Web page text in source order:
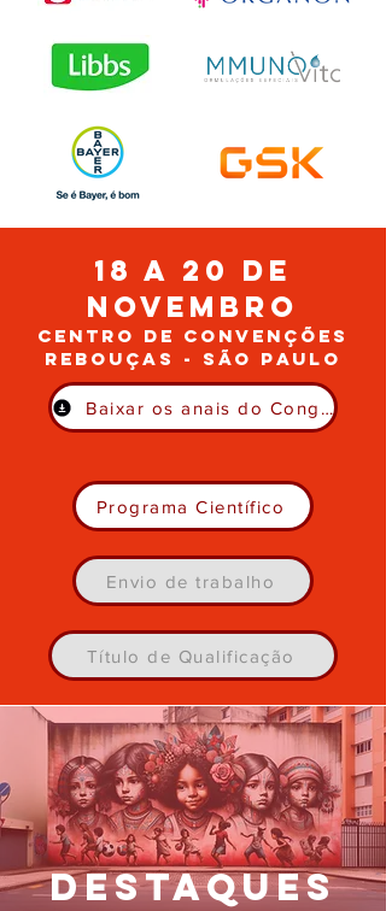
18 a 20 de
novembro
Centro de convenções
rebouças - são paulo
Baixar os anais do Congresso
Programa Científico
Envio de trabalho
Título de Qualificação
destaques